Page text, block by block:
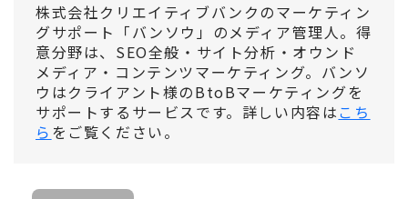
株式会社クリエイティブバンクのマーケティン
グサポート「バンソウ」のメディア管理人。得
意分野は、SEO全般・サイト分析・オウンド
メディア・コンテンツマーケティング。バンソ
ウはクライアント様のBtoBマーケティングを
サポートするサービスです。詳しい内容はこち
ら をご覧ください。